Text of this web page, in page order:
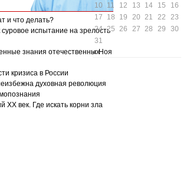
и что делать?
испытание на зрелость
знания отечественных
кризиса в России
духовная революция
XX век. Где искать корни зла
10
11 12 13 14 15
16
17
18 19 20 21 22
23
24 25 26 27 28 29
30
31
« Ноя